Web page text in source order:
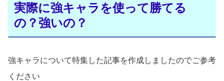
実際に強キャラを使って勝てる
の？強いの？
強キャラについて特集した記事を作成しましたのでご参考
ください